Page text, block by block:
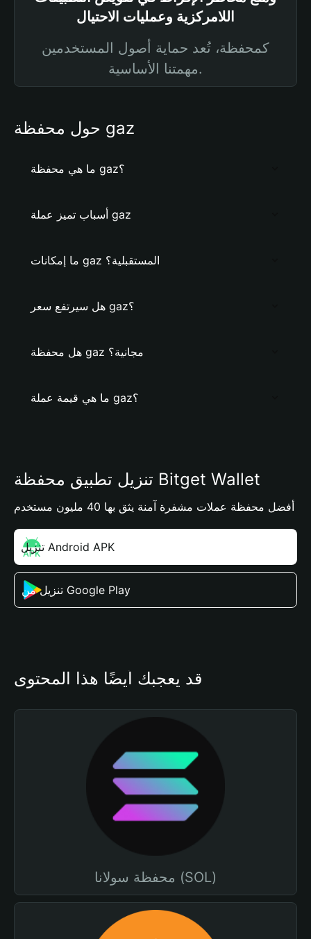
اللامركزية وعمليات الاحتيال
كمحفظة، تُعد حماية أصول المستخدمين
مهمتنا الأساسية.
حول محفظة gaz
ما هي محفظة gaz؟
أسباب تميز عملة gaz
ما إمكانات gaz المستقبلية؟
هل سيرتفع سعر gaz؟
هل محفظة gaz مجانية؟
ما هي قيمة عملة gaz؟
تنزيل تطبيق محفظة Bitget Wallet
أفضل محفظة عملات مشفرة آمنة يثق بها 40 مليون مستخدم
تنزيل Android APK
تنزيل من Google Play
قد يعجبك أيضًا هذا المحتوى
محفظة سولانا (SOL)